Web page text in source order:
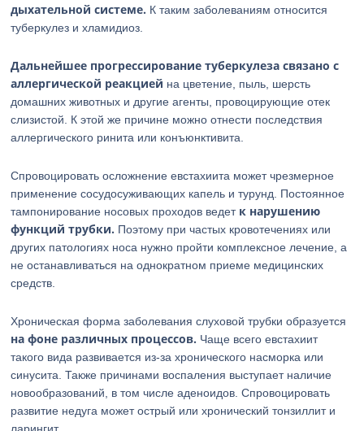
дыхательной системе. К таким заболеваниям относится
туберкулез и хламидиоз.
Дальнейшее прогрессирование туберкулеза связано с
аллергической реакцией на цветение, пыль, шерсть
домашних животных и другие агенты, провоцирующие отек
слизистой. К этой же причине можно отнести последствия
аллергического ринита или конъюнктивита.
Спровоцировать осложнение евстахиита может чрезмерное
применение сосудосуживающих капель и турунд. Постоянное
тампонирование носовых проходов ведет к нарушению
функций трубки. Поэтому при частых кровотечениях или
других патологиях носа нужно пройти комплексное лечение, а
не останавливаться на однократном приеме медицинских
средств.
Хроническая форма заболевания слуховой трубки образуется
на фоне различных процессов. Чаще всего евстахиит
такого вида развивается из-за хронического насморка или
синусита. Также причинами воспаления выступает наличие
новообразований, в том числе аденоидов. Спровоцировать
развитие недуга может острый или хронический тонзиллит и